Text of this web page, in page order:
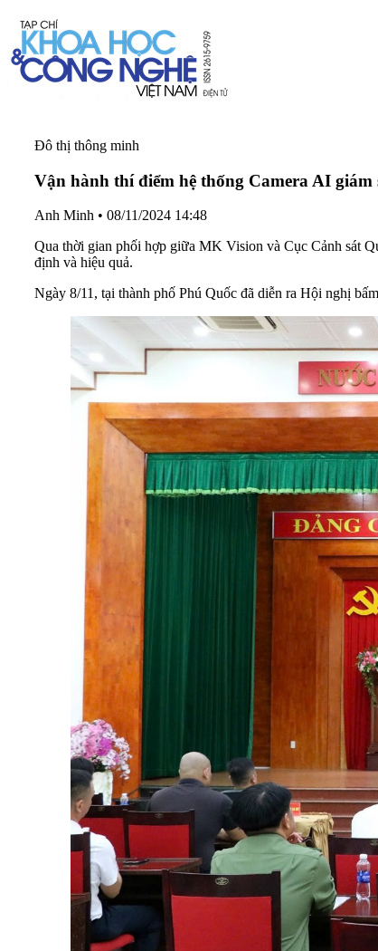
Đô thị thông minh
Vận hành thí điểm hệ thống Camera AI
Anh Minh • 08/11/2024 14:48
Qua thời gian phối hợp giữa MK Vision và Cục Cảnh sát
định và hiệu quả.
Ngày 8/11, tại thành phố Phú Quốc đã diễn ra Hội nghị